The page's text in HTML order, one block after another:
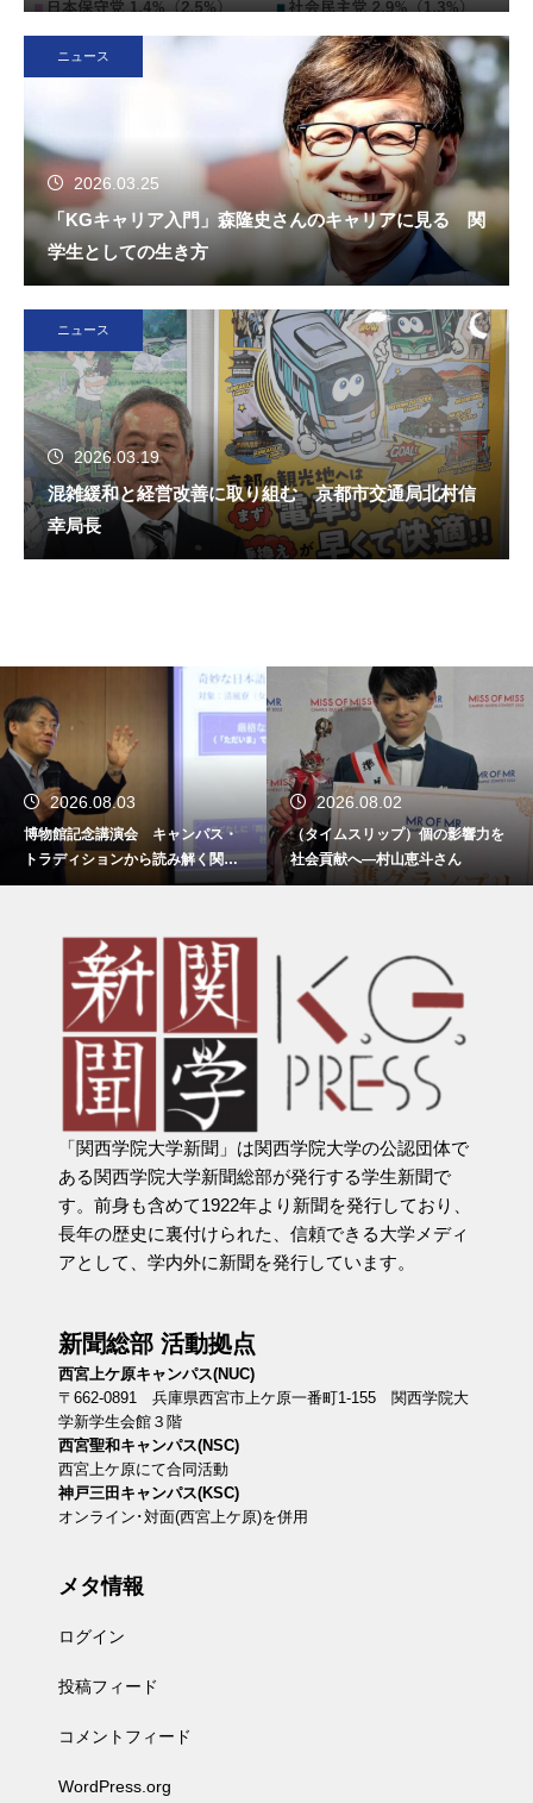
ニュース
2026.03.25
「KGキャリア入門」森隆史さんのキャリアに見る 関
学生としての生き方
ニュース
2026.03.19
混雑緩和と経営改善に取り組む 京都市交通局北村信
幸局長
2026.08.03
博物館記念講演会 キャンパス・
トラディションから読み解く関西
学院
2026.08.02
（タイムスリップ）個の影響力を
社会貢献へ―村山恵斗さん
「関西学院大学新聞」は関西学院大学の公認団体で
ある関西学院大学新聞総部が発行する学生新聞で
す。前身も含めて1922年より新聞を発行しており、
長年の歴史に裏付けられた、信頼できる大学メディ
アとして、学内外に新聞を発行しています。
新聞総部 活動拠点
西宮上ケ原キャンパス(NUC)
〒662-0891 兵庫県西宮市上ケ原一番町1-155 関西学院大
学新学生会館３階
西宮聖和キャンパス(NSC)
西宮上ケ原にて合同活動
神戸三田キャンパス(KSC)
オンライン･対面(西宮上ケ原)を併用
メタ情報
ログイン
投稿フィード
コメントフィード
WordPress.org